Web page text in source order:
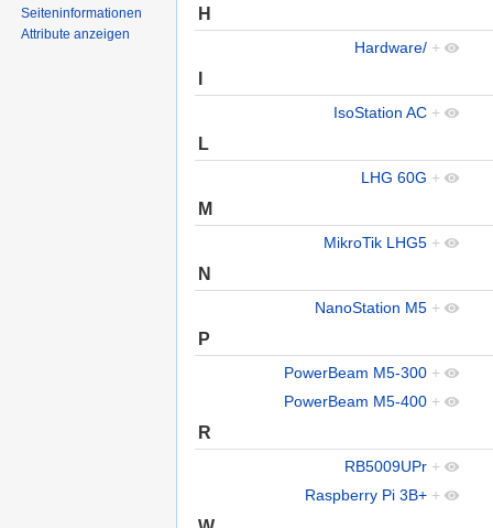
H
Hardware/ +
I
IsoStation AC +
L
LHG 60G +
M
MikroTik LHG5 +
N
NanoStation M5 +
P
PowerBeam M5-300 +
PowerBeam M5-400 +
R
RB5009UPr +
Raspberry Pi 3B+ +
Seiten­informationen
Attribute anzeigen